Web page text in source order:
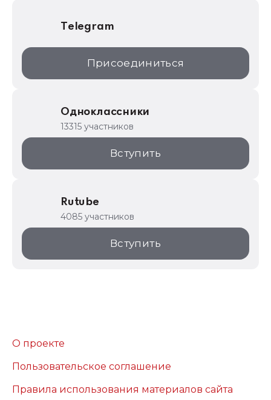
Telegram
Присоединиться
Одноклассники
13315 участников
Вступить
Rutube
4085 участников
Вступить
О проекте
Пользовательское соглашение
Правила использования материалов сайта